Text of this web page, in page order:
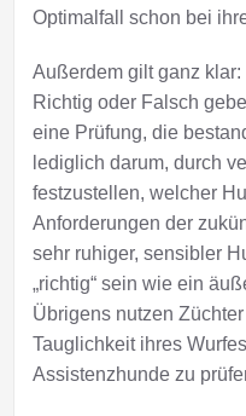
Optimalfall schon bei
Außerdem gilt ganz
Richtig oder Falsch
eine Prüfung, die
lediglich darum, durch
festzustellen, welcher
Anforderungen der
sehr ruhiger, sensibler
„richtig“ sein wie ein
Übrigens nutzen
Tauglichkeit ihres
Assistenzhunde zu